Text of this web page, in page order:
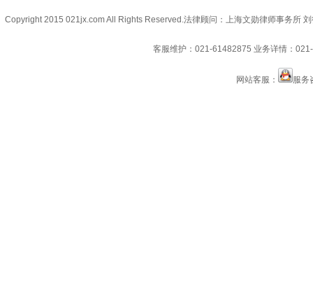
Copyright 2015 021jx.com All Rights Reserved.法律顾问：上海文勋律师事务所
客服维护：021-61482875 业务详情：
网站客服： 服务